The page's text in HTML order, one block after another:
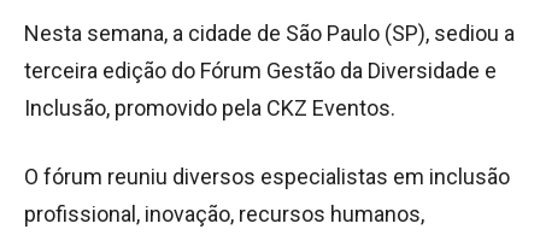
Nesta semana, a cidade de São Paulo (SP), sediou a
terceira edição do Fórum Gestão da Diversidade e
Inclusão, promovido pela CKZ Eventos.
O fórum reuniu diversos especialistas em inclusão
profissional, inovação, recursos humanos,